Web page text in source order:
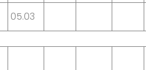
05.03